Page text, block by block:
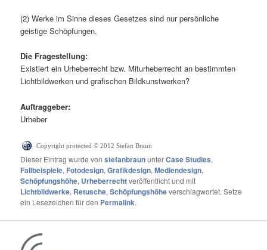
(2) Werke im Sinne dieses Gesetzes sind nur persönliche
geistige Schöpfungen.
Die Fragestellung:
Existiert ein Urheberrecht bzw. Miturheberrecht an bestimmten
Lichtbildwerken und grafischen Bildkunstwerken?
Auftraggeber:
Urheber
Copyright protected © 2012 Stefan Braun
Dieser Eintrag wurde vonstefanbraununterCase Studies,
Fallbeispiele, Fotodesign,Grafikdesign,Mediendesign,
Schöpfungshöhe, Urheberrechtveröffentlicht und mit
Lichtbildwerke, Retusche,Schöpfungshöheverschlagwortet. Setze
ein Lesezeichen für den Permalink.